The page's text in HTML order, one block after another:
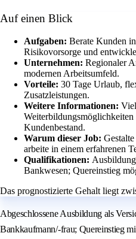
Auf einen Blick
Aufgaben: Berate Kunden
Risikovorsorge und
Unternehmen: Regionaler
modernen Arbeitsumfeld.
Vorteile: 30 Tage Urlaub,
Zusatzleistungen.
Weitere Informationen:
Kundenbestand.
Warum dieser Job:
arbeite in einem erfahrenen
Qualifikationen:
Bankwesen; Quereinstieg
Das prognostizierte Gehalt liegt
Abgeschlossene Ausbildung als
Bankkaufmann/-frau; Quereinstieg